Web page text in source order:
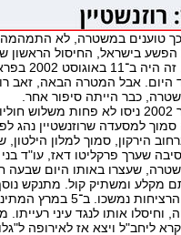
כך טוענים במשטרה, לא
בישראל, החיסול הראשון
היום. אבל המטרה הבאה, זאב
באוקטובר 2002 ניסו לא פחות
סמוך למסעדה שרוזנשטיין נהג
הירקון, סמוך למלון
שערך פרקליטו דאז, עו"ד בני
שעצרו באותו היום שבעה
מקלע ומשתיק קול. מתנקש
בינתיים, הרציחות
וחיסלו אותו לנגד עיני
ליחב"ל ויצא אז לאירופה